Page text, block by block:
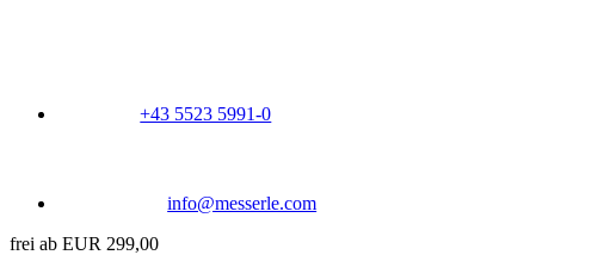
+43 5523 5991-0
info@messerle.com
frei ab EUR 299,00